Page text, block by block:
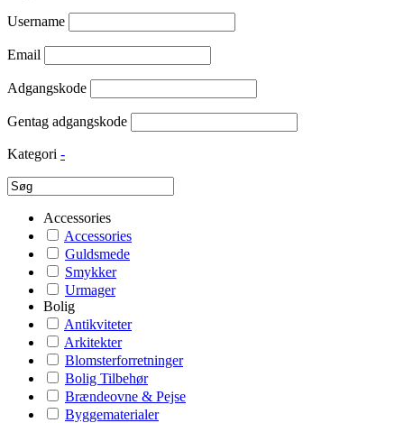
Username
Email
Adgangskode
Gentag adgangskode
Kategori -
Accessories
Accessories
Guldsmede
Smykker
Urmager
Bolig
Antikviteter
Arkitekter
Blomsterforretninger
Bolig Tilbehør
Brændeovne & Pejse
Byggematerialer